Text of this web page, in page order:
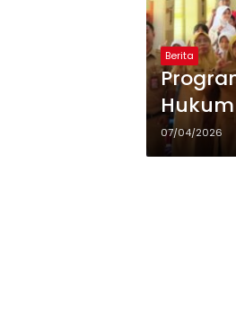
Berita
07/04/2026